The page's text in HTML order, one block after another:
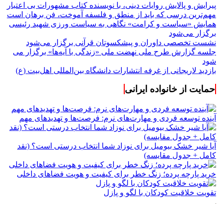
پیرایش و پالایش روایات دینی، با نویسنده کتاب مشهورات بی اعتبار
مهم‌ترین درسی که باید از منطق و فلسفه آموخت، فن برهان است
همایش «سیاست و کرامت» نگاهی به سیاست ورزی شهید رئیسی
برگزار می‌شود
نشست تخصصی داوران و پیشکسوتان قرآنی برگزار می‌شود
جلسه گزارش طرح ملی نهضت ملی «زندگی با آیه‌ها» برگزار می
شود
بازدید لاریجانی از غرفه انتشارات دانشگاه بین‌المللی اهل‌بیت (ع)
حمایت از خانواده ایرانی
آینده توسعه فردی و مهارت‌های نرم: فرصت‌ها و تهدیدهای مهم
آیا شیر خشک بیومیل برای نوزاد شما انتخاب درستی است؟ (نقد
کامل + جدول مقایسه)
خرید پارچه پرده؛ زنگ خطر برای کیفیت و هویت فضاهای داخلی
تقویت خلاقیت کودکان با لگو و پازل